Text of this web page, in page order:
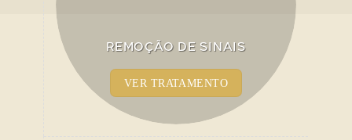
REMOÇÃO DE SINAIS
VER TRATAMENTO